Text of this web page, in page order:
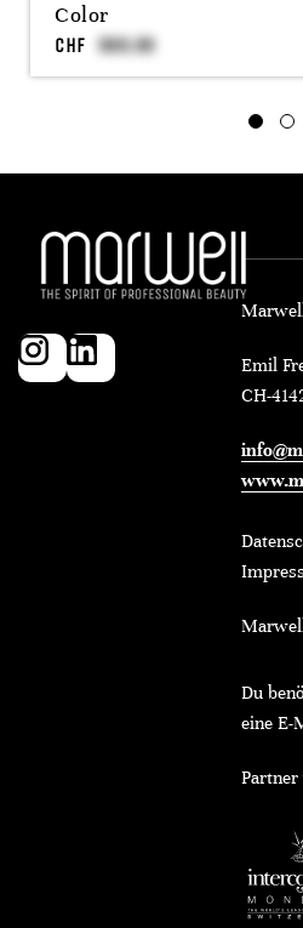
Color
CHF
Emil
CH-
Du
eine E-
Partner